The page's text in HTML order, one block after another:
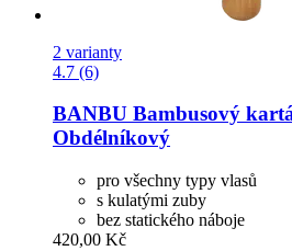
2 varianty
4.7 (6)
BANBU Bambusový
Obdélníkový
pro všechny typy vlasů
s kulatými zuby
bez statického náboje
420,00 Kč